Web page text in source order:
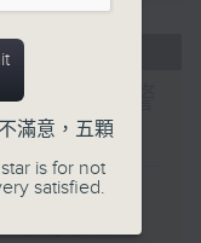
騙案 警
18:00)
警方接獲
滿意，五顆
is for not
satisfied.